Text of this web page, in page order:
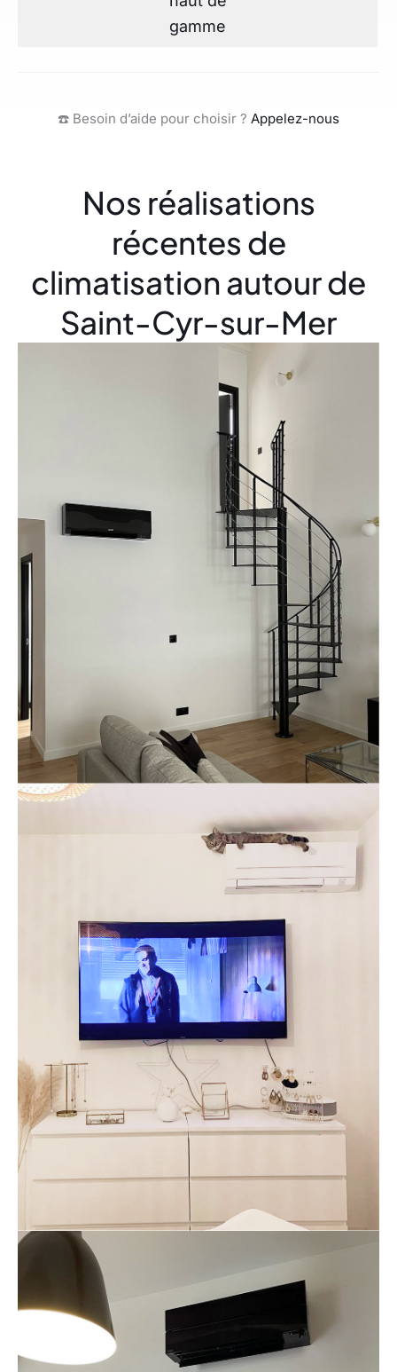
gamme
☎️ Besoin d’aide pour choisir ? Appelez-nous
Nos réalisations
récentes de
climatisation autour de
Saint-Cyr-sur-Mer